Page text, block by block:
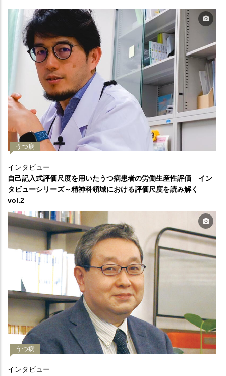
うつ病
インタビュー
自己記入式評価尺度を用いたうつ病患者の労働生産性評価 イン
タビューシリーズ～精神科領域における評価尺度を読み解く
vol.2
うつ病
インタビュー